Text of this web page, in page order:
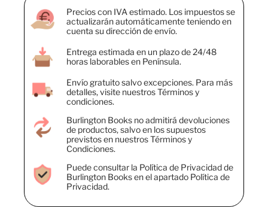
Precios con IVA estimado. Los impuestos se
actualizarán automáticamente teniendo en
cuenta su dirección de envío.
Entrega estimada en un plazo de 24/48
horas laborables en Península.
Envío gratuito salvo excepciones. Para más
detalles, visite nuestros Términos y
condiciones.
Burlington Books no admitirá devoluciones
de productos, salvo en los supuestos
previstos en nuestros Términos y
Condiciones.
Puede consultar la Política de Privacidad de
Burlington Books en el apartado Política de
Privacidad.